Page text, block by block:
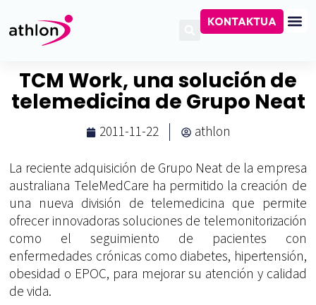
KONTAKTUA
TCM Work, una solución de
telemedicina de Grupo Neat
2011-11-22
athlon
La reciente adquisición de Grupo Neat de la empresa
australiana TeleMedCare ha permitido la creación de
una nueva división de telemedicina que permite
ofrecer innovadoras soluciones de telemonitorización
como el seguimiento de pacientes con
enfermedades crónicas como diabetes, hipertensión,
obesidad o EPOC, para mejorar su atención y calidad
de vida.